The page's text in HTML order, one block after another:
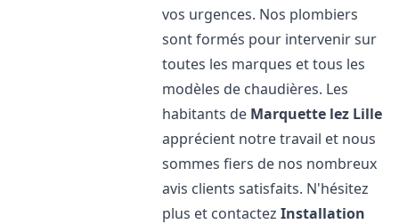
vos urgences. Nos plombiers
sont formés pour intervenir sur
toutes les marques et tous les
modèles de chaudières. Les
habitants de Marquette lez Lille
apprécient notre travail et nous
sommes fiers de nos nombreux
avis clients satisfaits. N'hésitez
plus et contactezInstallation